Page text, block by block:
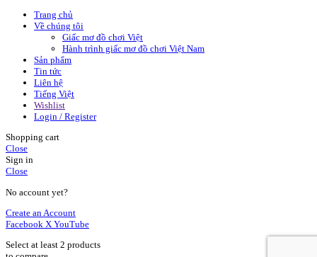
Trang chủ
Về chúng tôi
Giấc mơ đồ chơi Việt
Hành trình giấc mơ đồ chơi Việt Nam
Sản phẩm
Tin tức
Liên hệ
Tiếng Việt
Wishlist
Login / Register
Shopping cart
Close
Sign in
Close
No account yet?
Create an Account
Facebook X YouTube
Select at least 2 products